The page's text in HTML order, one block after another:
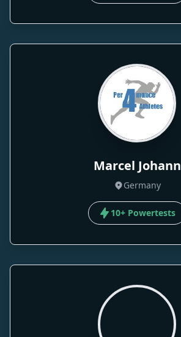
Marcel Johann
Germany
10+ Powertests